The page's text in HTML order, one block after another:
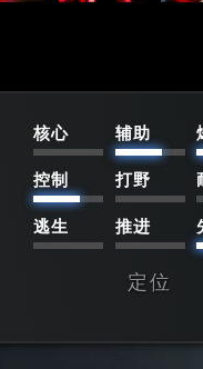
核心 辅助
控制 打野
逃生 推进
定位